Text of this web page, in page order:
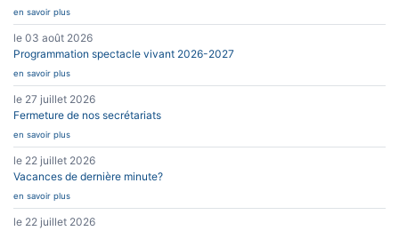
en savoir plus
le 03 août 2026
Programmation spectacle vivant 2026-2027
en savoir plus
le 27 juillet 2026
Fermeture de nos secrétariats
en savoir plus
le 22 juillet 2026
Vacances de dernière minute?
en savoir plus
le 22 juillet 2026